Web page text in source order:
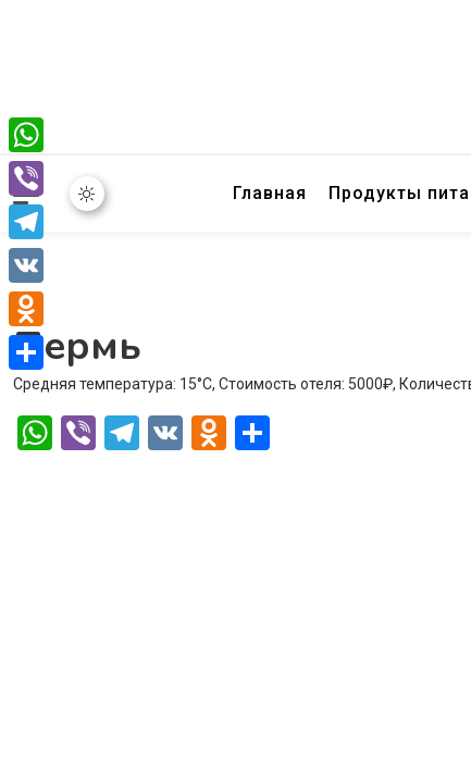
Главная Продукты
Пермь
Средняя температура: 15°C, Стоимость отеля: 5000₽,
WhatsApp
ViberTelegram
VK Odnoklassniki
WhatsApp
Viber
Telegram
VK
Odnoklassniki
Отправить